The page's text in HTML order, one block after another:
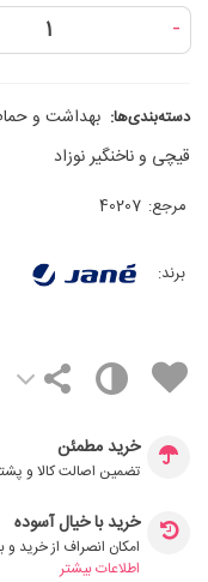
-
دسته‌بندی‌ها: بهداشت و
قیچی و ناخنگیر نوزاد
مرجع: 40207
برند:
خرید مطمئن
تضمین اصالت کالا و
خرید با خیال آسوده
امکان انصراف از خرید و
اطلاعات بیشتر